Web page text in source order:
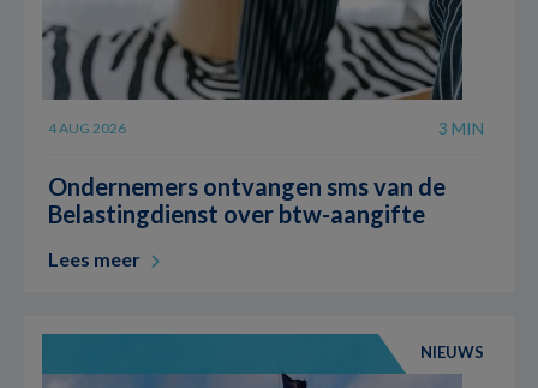
4 AUG 2026 3 MIN
Ondernemers ontvangen sms van de
Belastingdienst over btw-aangifte
Lees meer
NIEUWS